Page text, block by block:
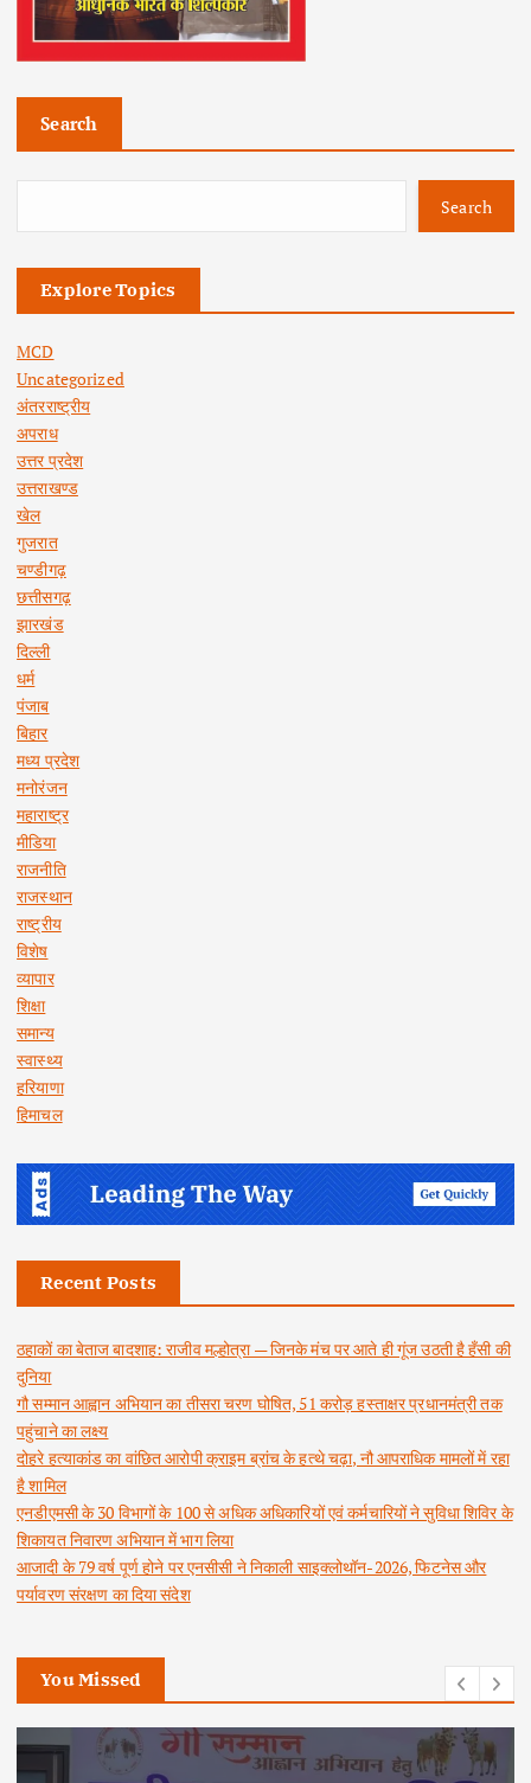
Search
Search
Explore Topics
MCD
Uncategorized
अंतरराष्ट्रीय
अपराध
उत्तर प्रदेश
उत्तराखण्ड
खेल
गुजरात
चण्डीगढ़
छत्तीसगढ़
झारखंड
दिल्ली
धर्म
पंजाब
बिहार
मध्य प्रदेश
मनोरंजन
महाराष्ट्र
मीडिया
राजनीति
राजस्थान
राष्ट्रीय
विशेष
व्यापार
शिक्षा
समान्य
स्वास्थ्य
हरियाणा
हिमाचल
Recent Posts
ठहाकों का बेताज बादशाह: राजीव मल्होत्रा — जिनके मंच पर आते ही गूंज उठती है हँसी की
दुनिया
गौ सम्मान आह्वान अभियान का तीसरा चरण घोषित, 51 करोड़ हस्ताक्षर प्रधानमंत्री तक
पहुंचाने का लक्ष्य
दोहरे हत्याकांड का वांछित आरोपी क्राइम ब्रांच के हत्थे चढ़ा, नौ आपराधिक मामलों में रहा
है शामिल
एनडीएमसी के 30 विभागों के 100 से अधिक अधिकारियों एवं कर्मचारियों ने सुविधा शिविर के
शिकायत निवारण अभियान में भाग लिया
आजादी के 79 वर्ष पूर्ण होने पर एनसीसी ने निकाली साइक्लोथॉन-2026, फिटनेस और
पर्यावरण संरक्षण का दिया संदेश
You Missed